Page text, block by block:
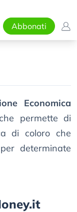
Abbonati
Economica
permette di
di coloro che
determinate